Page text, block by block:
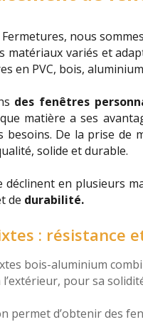
Fermetures, nous
matériaux variés et
en PVC, bois,
des fenêtres
matière a ses
besoins. De la prise de
solide et durable.
déclinent en plusieurs
de durabilité.
: résistance
bois-aluminium
l’extérieur, pour sa
permet d’obtenir des